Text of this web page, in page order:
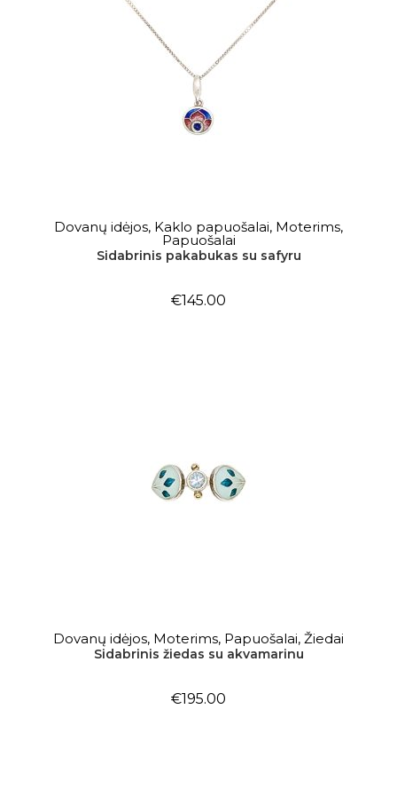
Į KREPŠELĮ
Dovanų idėjos, Kaklo papuošalai, Moterims,
Papuošalai
Sidabrinis pakabukas su safyru
€145.00
Į KREPŠELĮ
Dovanų idėjos, Moterims, Papuošalai, Žiedai
Sidabrinis žiedas su akvamarinu
€195.00